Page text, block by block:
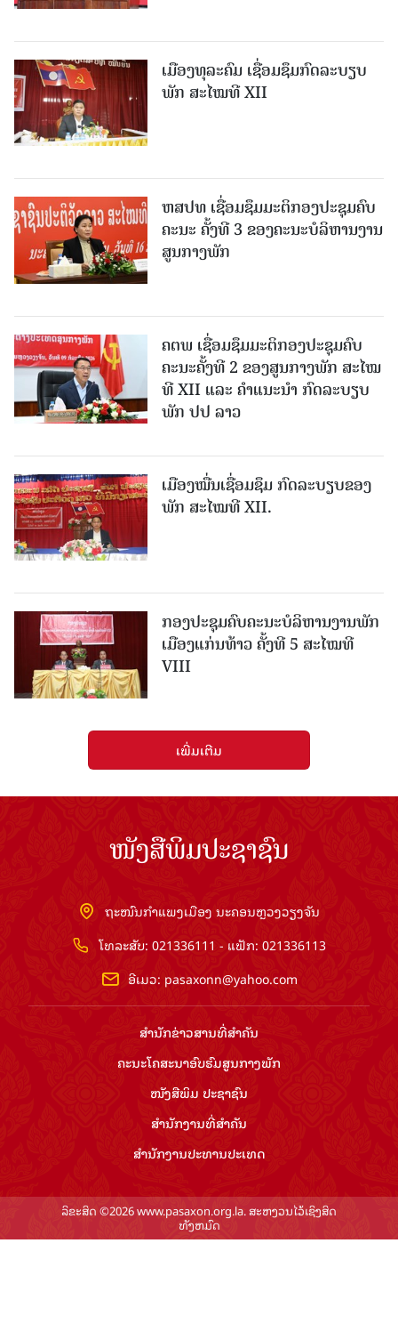
ເມືອງທຸລະຄົມ ເຊື່ອມຊຶມກົດລະບຽບ
ພັກ ສະໄໝທີ XII
ຫສປທ ເຊື່ອມຊຶມມະຕິກອງປະຊຸມຄົບ
ຄະນະ ຄັ້ງທີ 3 ຂອງຄະນະບໍລິຫານງານ
ສູນກາງພັກ
ຄຕພ ເຊື່ອມຊຶມມະຕິກອງປະຊຸມຄົບ
ຄະນະຄັ້ງທີ 2 ຂອງສູນກາງພັກ ສະໄໝ
ທີ XII ແລະ ຄໍາແນະນໍາ ກົດລະບຽບ
ພັກ ປປ ລາວ
ເມືອງ​ໝື່ນເຊື່ອມຊຶມ ກົດລະບຽບຂອງ
ພັກ ສະໄໝທີ XII.
ກອງປະຊຸມຄົບຄະນະບໍລິຫານງານພັກ
ເມືອງແກ່ນ​ທ້າວ ຄັ້ງທີ 5 ສະໄໝທີ
VIII
ເພີ່ມເຕີມ
ໜັງສືພິມປະຊາຊົນ
ຖະໜົນກຳແພງເມືອງ ນະຄອນຫຼວງວຽງຈັນ
ໂທລະສັບ: 021336111 - ແຟັກ: 021336113
ອີເມວ: pasaxonn@yahoo.com
ສຳ​ນັກ​ຂ່າວ​ສານ​ທີ່​ສຳ​ຄັນ​
ຄະນະໂຄສະນາອົບຮົມ​ສູນ​ກາງ​ພັກ
ໜັງສືພິມ ປະ​ຊາ​ຊົນ
ສຳ​ນັກ​ງານ​ທີ່​ສຳ​ຄັນ
ສຳ​ນັກ​ງານ​ປະ​ທານ​ປະ​ເທດ
ລິຂະສິດ ©2026 www.pasaxon.org.la. ສະຫງວນໄວ້ເຊິງສິດ
ທັງຫມົດ